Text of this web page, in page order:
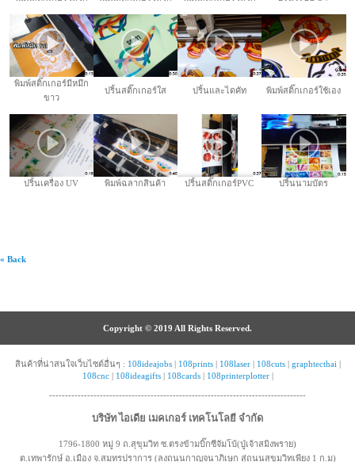
พิมพ์สติ๊กเกอร์มีหมึก
ขาว
ปริ้นสติ๊กเกอร์ใส ปริ้นและไดคัท พิมพ์สติ๊กเกอร์ใช้เอง
ปริ้นเครื่อง UV พิมพ์ฉลากสินค้า ปริ้นสติ๊กเกอร์PVC ปริ้นนามบัตร
« Back
Copyright © 2019 All Rights Reserved.
สินค้าที่น่าสนใจเว็บไซต์อื่นๆ : 108ideajobs| 108prints| 108laser| 108cuts| graphtecthai |
108cnc| 108ideagifts| 108cards| 108printerplotter|
---------------------------------------------------------------------------------
บริษัท ไอเดีย เมคเกอร์ เทคโนโลยี จำกัด
1796-1800 หมู่ 9 ถ.สุขุมวิท ซ.ตรงข้ามบิ๊กซีจัมโบ้(ปู่เจ้าสมิงพราย)
ต.เทพารักษ์ อ.เมือง จ.สมุทรปราการ (ลงถนนกาญจนาภิเษก สู่ถนนสุขุมวิทเพียง 1 ก.ม)